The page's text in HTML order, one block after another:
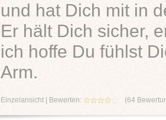
und hat Dich mit in
Er hält Dich sicher,
ich hoffe Du fühlst
Arm.
Einzelansicht | Bewerten: (64